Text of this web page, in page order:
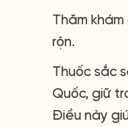
Thăm
rộn.
Thuốc sắc
Quốc, giữ
Điều này